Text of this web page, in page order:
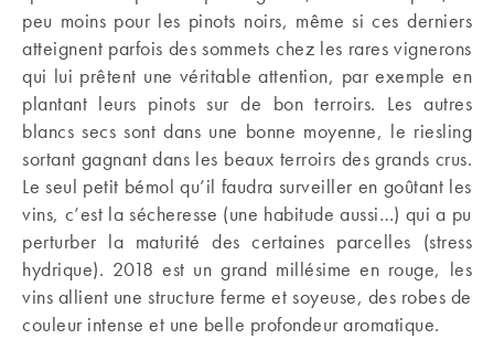
peu moins pour les pinots noirs, même si ces derniers
atteignent parfois des sommets chez les rares vignerons
qui lui prêtent une véritable attention, par exemple en
plantant leurs pinots sur de bon terroirs. Les autres
blancs secs sont dans une bonne moyenne, le riesling
sortant gagnant dans les beaux terroirs des grands crus.
Le seul petit bémol qu’il faudra surveiller en goûtant les
vins, c’est la sécheresse (une habitude aussi…) qui a pu
perturber la maturité des certaines parcelles (stress
hydrique). 2018 est un grand millésime en rouge, les
vins allient une structure ferme et soyeuse, des robes de
couleur intense et une belle profondeur aromatique.